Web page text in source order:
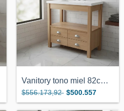
Vanitory tono miel 82cm x 38 4 cajones t...
$556.173,92 $500.557